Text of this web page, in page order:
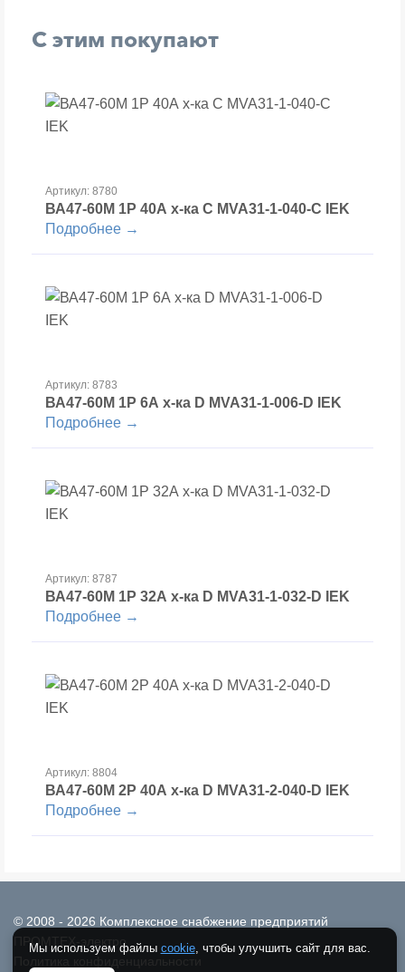
С этим покупают
Артикул: 8780
ВА47-60М 1Р 40А х-ка С MVA31-1-040-С IEK
Подробнее →
Артикул: 8783
ВА47-60М 1Р 6А х-ка D MVA31-1-006-D IEK
Подробнее →
Артикул: 8787
ВА47-60М 1Р 32А х-ка D MVA31-1-032-D IEK
Подробнее →
Артикул: 8804
ВА47-60М 2Р 40А х-ка D MVA31-2-040-D IEK
Подробнее →
© 2008 - 2026 Комплексное снабжение предприятий
ПРОМТЕХ-электро
Мы используем файлы cookie, чтобы улучшить сайт для вас.